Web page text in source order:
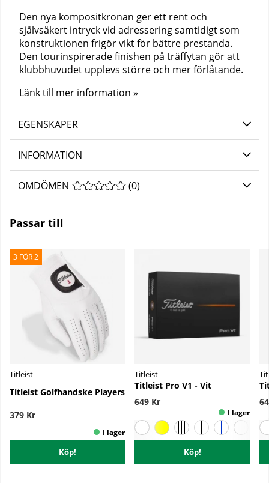
Den nya kompositkronan ger ett rent och
självsäkert intryck vid adressering samtidigt som
konstruktionen frigör vikt för bättre prestanda.
Den tourinspirerade finishen på träffytan gör att
klubbhuvudet upplevs större och mer förlåtande.
Länk till mer information »
EGENSKAPER
INFORMATION
OMDÖMEN MEDELBETYG 0 AV 5 ANTAL BETYG 0
(0)
Passar till
3 FÖR 2
Titleist
Titleist Golfhandske Players
379 Kr
Köp!
Titleist
Titleist Pro V1 - Vit
649 Kr
Köp!